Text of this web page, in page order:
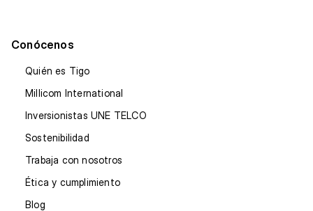
Conócenos
Quién es Tigo
Millicom International
Inversionistas UNE TELCO
Sostenibilidad
Trabaja con nosotros
Ética y cumplimiento
Blog